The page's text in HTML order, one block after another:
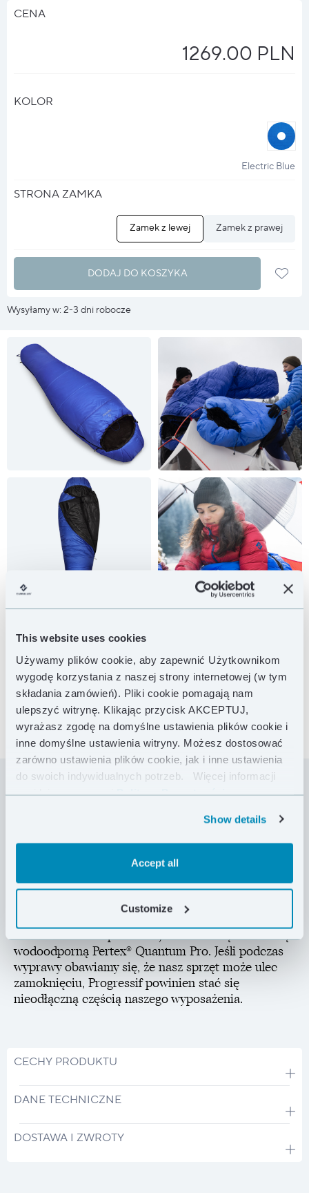
This website uses cookies
Używamy plików cookie, aby zapewnić Użytkownikom
wygodę korzystania z naszej strony internetowej (w tym
składania zamówień). Pliki cookie pomagają nam
ulepszyć witrynę. Klikając przycisk AKCEPTUJ,
wyrażasz zgodę na domyślne ustawienia plików cookie i
inne domyślne ustawienia witryny. Możesz dostosować
zarówno ustawienia plików cookie, jak i inne ustawienia
do swoich indywidualnych potrzeb.
Więcej informacji
znajdziesz w naszejPolityce Prywatności .
Show details
Accept all
Customize
CENA
1269.00 PLN
KOLOR
halo
?
Electric Blue
STRONA ZAMKA
Zamek z prawej
Zamek z lewej
DODAJ DO KOSZYKA
Wysyłamy w: 2-3 dni robocze
w niezależny kołnierz. Nieskomplikowana konstrukcja
i nowoczesne materiały pozwoliły nam na
zachowanie bardzo niskiej masy bez rezygnacji z
wysokich parametrów. Progressif jest wręcz
stworzony do użytku w wilgotnych warunkach:
używamy w nim odpornej na wilgoć syntetycznej
ociepliny Climashield® Apex o masie 334 g/m², która
dodatkowo zabezpieczona jest na zewnątrz tkaniną
wodoodporną Pertex® Quantum Pro. Jeśli podczas
wyprawy obawiamy się, że nasz sprzęt może ulec
zamoknięciu, Progressif powinien stać się
nieodłączną częścią naszego wyposażenia.
CECHY PRODUKTU
DANE TECHNICZNE
DOSTAWA I ZWROTY